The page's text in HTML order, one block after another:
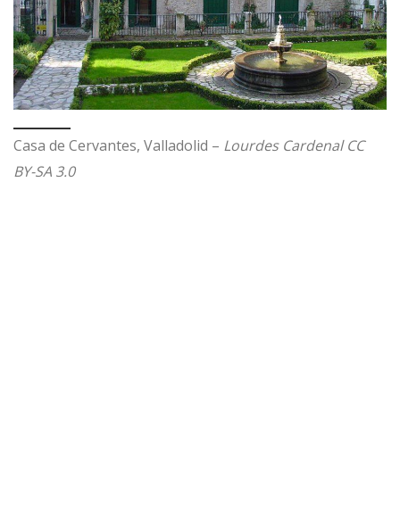
Casa de Cervantes, Valladolid – Lourdes Cardenal CC
BY-SA 3.0